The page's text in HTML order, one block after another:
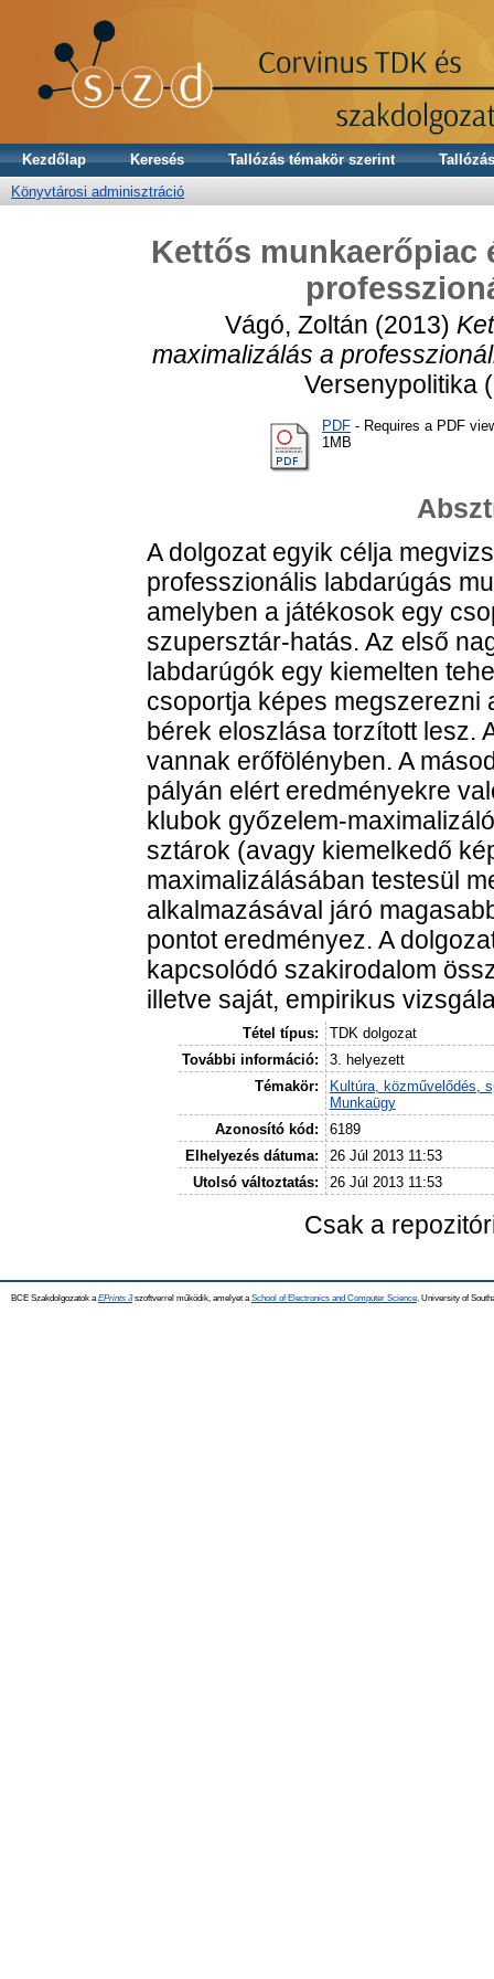
Kezdőlap Keresés Tallózás témakör szerint
Könyvtárosi adminisztráció
Kettős munkaerőpiac
Vágó, Zoltán (2013)
maximalizálás a
Versenypolitika
PDF - Requires a PDF
1MB
A dolgozat egyik célja
professzionális labdarúgás
amelyben a játékosok egy
szupersztár-hatás. Az első
labdarúgók egy kiemelten
csoportja képes megszerezni
bérek eloszlása torzított lesz.
vannak erőfölényben. A
pályán elért eredményekre
klubok győzelem-
sztárok (avagy kiemelkedő
maximalizálásában testesül
alkalmazásával járó
pontot eredményez. A
kapcsolódó szakirodalom
illetve saját, empirikus
Tétel típus:
TDK dolgozat
További információ:
3. helyezett
Témakör:
Kultúra, közművelődés,
Munkaügy
Azonosító kód:
6189
Elhelyezés dátuma:
26 Júl 2013 11:53
Utolsó változtatás:
26 Júl 2013 11:53
Csak a
BCE Szakdolgozatok a EPrints 3szoftverrel működik, amelyet a School of Electronics and Computer Science, University of